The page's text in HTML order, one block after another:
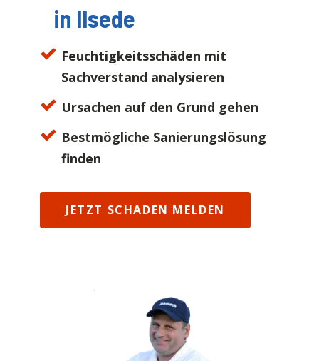
in Ilsede
Feuchtigkeitsschäden mit
Sachverstand analysieren
Ursachen auf den Grund gehen
Bestmögliche Sanierungslösung
finden
JETZT SCHADEN MELDEN